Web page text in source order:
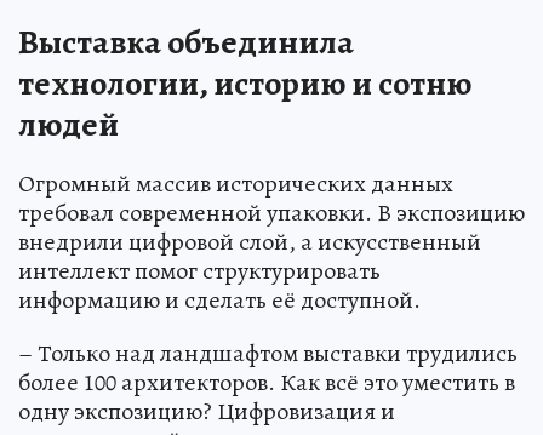
Выставка объединила
технологии, историю и сотню
людей
Огромный массив исторических данных
требовал современной упаковки. В экспозицию
внедрили цифровой слой, а искусственный
интеллект помог структурировать
информацию и сделать её доступной.
– Только над ландшафтом выставки трудились
более 100 архитекторов. Как всё это уместить в
одну экспозицию? Цифровизация и